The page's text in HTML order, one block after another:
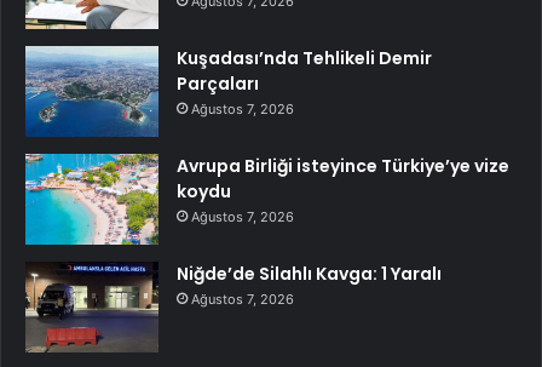
Kuşadası’nda Tehlikeli Demir
Parçaları
Ağustos 7, 2026
Avrupa Birliği isteyince Türkiye’ye vize
koydu
Ağustos 7, 2026
Niğde’de Silahlı Kavga: 1 Yaralı
Ağustos 7, 2026